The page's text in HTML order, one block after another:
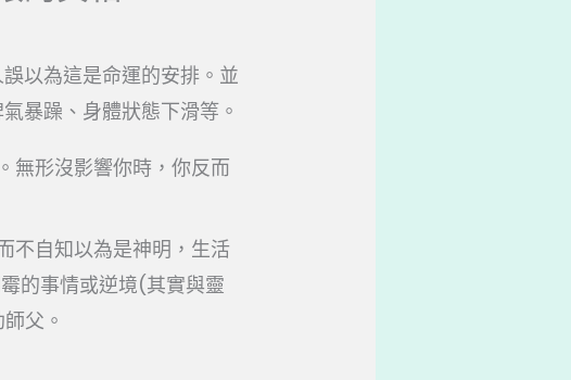
以為這是命運的安排。並
暴躁、身體狀態下滑等。
無形沒影響你時，你反而
不自知以為是神明，生活
的事情或逆境(其實與靈
父。